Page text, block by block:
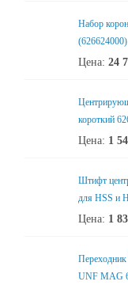
Набор
(626624000)
Цена: 24
короткий
Цена: 1
Штифт
для HSS и
Цена: 1
UNF MAG